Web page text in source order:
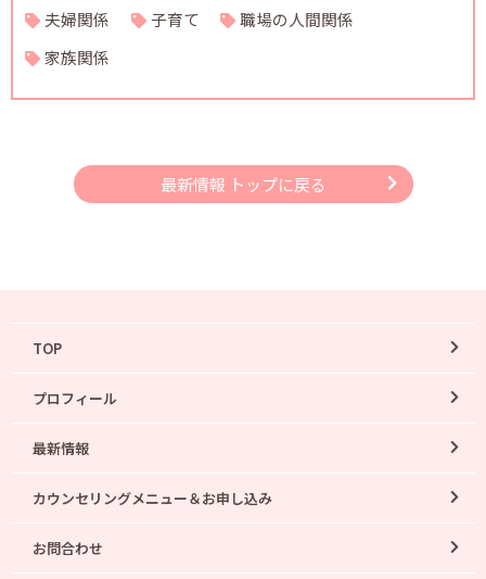
夫婦関係
子育て
職場の人間関係
家族関係
最新情報 トップに戻る
TOP
プロフィール
最新情報
カウンセリングメニュー＆お申し込み
お問合わせ